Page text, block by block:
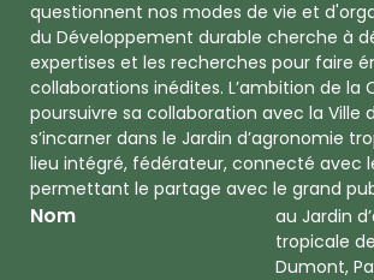
questionnent nos modes de vie et
du Développement durable cherche à
expertises et les recherches pour faire
collaborations inédites. L’ambition de la
poursuivre sa collaboration avec la Ville
s’incarner dans le Jardin d’agronomie
lieu intégré, fédérateur, connecté avec
permettant le partage avec le grand
Nom
au Jardin
tropicale
Dumont,